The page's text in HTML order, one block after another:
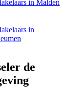
in Malden
in
de